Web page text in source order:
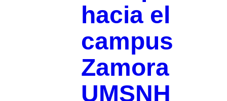
hacia el
campus
Zamora
UMSNH